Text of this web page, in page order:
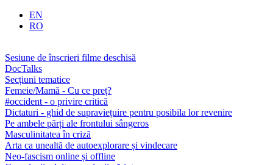
EN
RO
Sesiune de înscrieri filme deschisă
DocTalks
Secțiuni tematice
Femeie/Mamă - Cu ce preț?
#occident - o privire critică
Dictaturi - ghid de supraviețuire pentru posibila lor revenire
Pe ambele părți ale frontului sângeros
Masculinitatea în criză
Arta ca unealtă de autoexplorare și vindecare
Neo-fascism online și offline